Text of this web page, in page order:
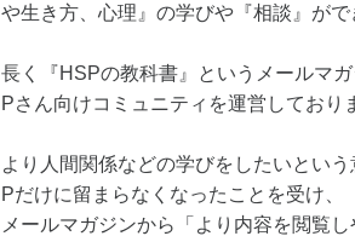
や生き方、心理』の学びや『相談』がで
長く『HSPの教科書』というメールマ
Pさん向けコミュニティを運営しており
より人間関係などの学びをしたいとい
Pだけに留まらなくなったことを受け、
メールマガジンから「より内容を閲覧